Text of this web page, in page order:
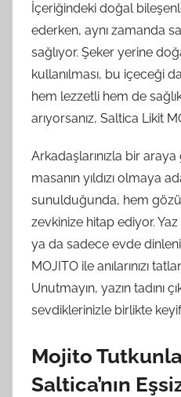
İçeriğindeki doğal
ederken, aynı zamanda
sağlıyor. Şeker yerine
kullanılması, bu içeceği
hem lezzetli hem de
arıyorsanız, Saltica Likit
Arkadaşlarınızla bir
masanın yıldızı olmaya
sunulduğunda, hem
zevkinize hitap ediyor.
ya da sadece evde
MOJITO ile anılarınızı
Unutmayın, yazın tadını
sevdiklerinizle birlikte
Mojito
Saltica’nın